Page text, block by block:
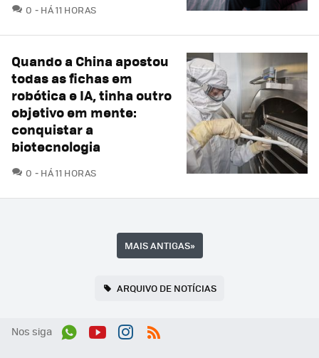
0 COMENTÁRIOS
HÁ 11 HORAS
Quando a China apostou
todas as fichas em
robótica e IA, tinha outro
objetivo em mente:
conquistar a
biotecnologia
0 COMENTÁRIOS
HÁ 11 HORAS
MAIS ANTIGAS»
ARQUIVO DE NOTÍCIAS
Nos siga